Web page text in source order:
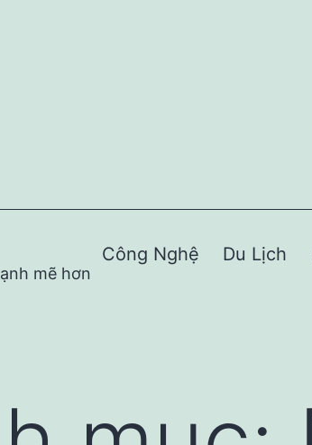
mẽ hơn
Công Nghệ Du Lịch